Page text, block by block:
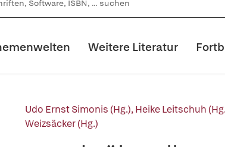
Weitere Literatur
Udo Ernst Simonis (Hg.),Heike Leitschuh
Weizsäcker (Hg.)